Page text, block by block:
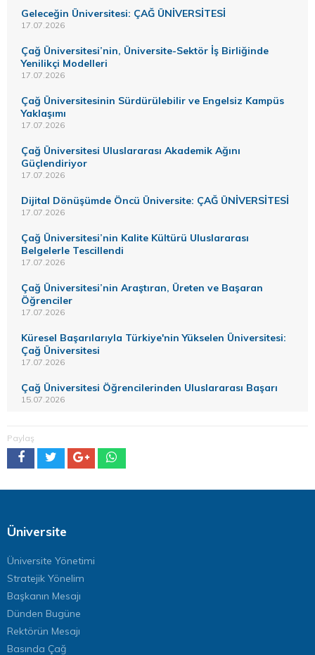
Geleceğin Üniversitesi: ÇAĞ ÜNİVERSİTESİ
17.07.2026
Çağ Üniversitesi’nin, Üniversite-Sektör İş Birliğinde
Yenilikçi Modelleri
17.07.2026
Çağ Üniversitesinin Sürdürülebilir ve Engelsiz Kampüs
Yaklaşımı
17.07.2026
Çağ Üniversitesi Uluslararası Akademik Ağını
Güçlendiriyor
17.07.2026
Dijital Dönüşümde Öncü Üniversite: ÇAĞ ÜNİVERSİTESİ
17.07.2026
Çağ Üniversitesi’nin Kalite Kültürü Uluslararası
Belgelerle Tescillendi
17.07.2026
Çağ Üniversitesi’nin Araştıran, Üreten ve Başaran
Öğrenciler
17.07.2026
Küresel Başarılarıyla Türkiye'nin Yükselen Üniversitesi:
Çağ Üniversitesi
17.07.2026
Çağ Üniversitesi Öğrencilerinden Uluslararası Başarı
15.07.2026
Paylaş
Üniversite
Üniversite Yönetimi
Stratejik Yönelim
Başkanın Mesajı
Dünden Bugüne
Rektörün Mesajı
Basında Çağ